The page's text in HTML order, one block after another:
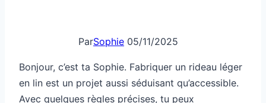
ParSophie 05/11/2025
Bonjour, c’est ta Sophie. Fabriquer un rideau léger
en lin est un projet aussi séduisant qu’accessible.
Avec quelques règles précises, tu peux